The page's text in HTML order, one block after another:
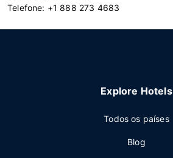
Telefone: +1 888 273 4683
Explore Hotels
Todos os países
Blog